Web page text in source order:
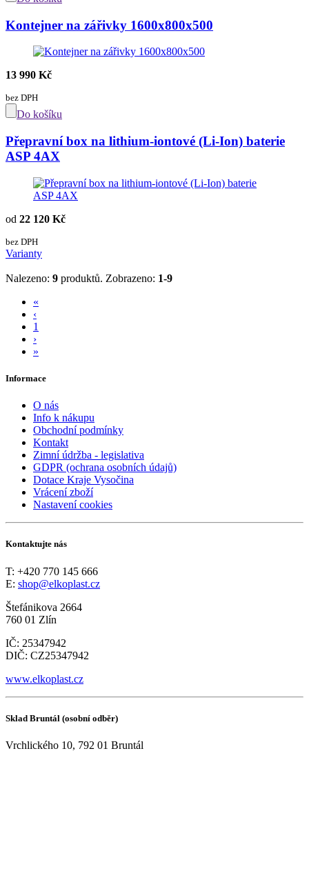
Kontejner na zářivky 1600x800x500
13 990 Kč
bez DPH
Do košíku
Přepravní box na lithium-iontové (Li-Ion) baterie
ASP 4AX
od 22 120 Kč
bez DPH
Varianty
Nalezeno: 9 produktů. Zobrazeno: 1-9
«
‹
1
›
»
Informace
O nás
Info k nákupu
Obchodní podmínky
Kontakt
Zimní údržba - legislativa
GDPR (ochrana osobních údajů)
Dotace Kraje Vysočina
Vrácení zboží
Nastavení cookies
Kontaktujte nás
T: +420 770 145 666
E: shop@elkoplast.cz
Štefánikova 2664
760 01 Zlín
IČ: 25347942
DIČ: CZ25347942
www.elkoplast.cz
Sklad Bruntál (osobní odběr)
Vrchlického 10, 792 01 Bruntál